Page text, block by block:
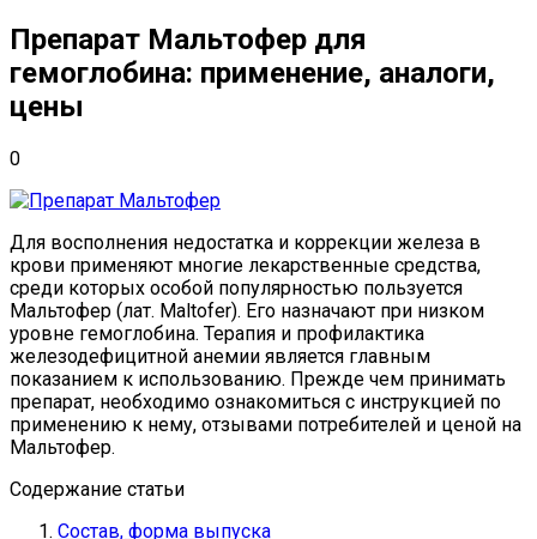
Препарат Мальтофер для
гемоглобина: применение, аналоги,
цены
0
Для восполнения недостатка и коррекции железа в
крови применяют многие лекарственные средства,
среди которых особой популярностью пользуется
Мальтофер (лат. Maltofer). Его назначают при низком
уровне гемоглобина. Терапия и профилактика
железодефицитной анемии является главным
показанием к использованию. Прежде чем принимать
препарат, необходимо ознакомиться с инструкцией по
применению к нему, отзывами потребителей и ценой на
Мальтофер.
Содержание статьи
Состав, форма выпуска